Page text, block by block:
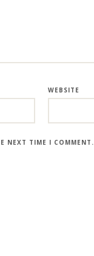
WEBSITE
NEXT TIME I COMMENT.